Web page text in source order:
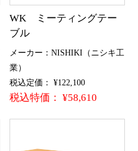
WK ミーティングテー
ブル
メーカー：NISHIKI（ニシキ工
業）
税込定価： ¥122,100
税込特価： ¥58,610